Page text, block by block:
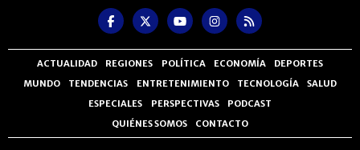
ACTUALIDAD REGIONES POLÍTICA ECONOMÍA
DEPORTES
MUNDO
TENDENCIAS ENTRETENIMIENTO TECNOLOGÍA
SALUD
ESPECIALES
PERSPECTIVAS
PODCAST
QUIÉNES SOMOS
CONTACTO